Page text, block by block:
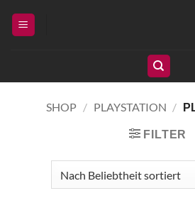
Inhalt
SHOP / PLAYSTATION /
FILTER